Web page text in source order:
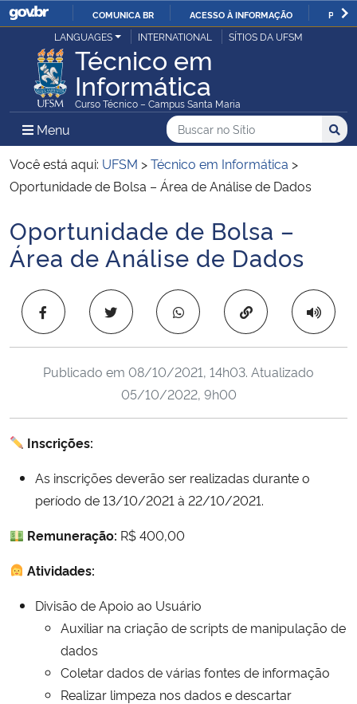
IR
PARA
O
CONTEÚDO
COMUNICA BR ACESSO À INFORMAÇÃO
Ministério da Justiça e Segurança Pública
Ministério da Defesa
Ministério das Relações Exteriores
Ministério da Infraestrutura
Ministério da Educação
Ministério da Cidadania
Ministério de Minas e Energia
Ministério da Ciência, Tecnologia, Inovações e Comunicações
Ministério do Meio Ambiente
Ministério do Desenvolvimento Regional
Controladoria-Geral da União
LANGUAGES INTERNATIONAL SÍTIOS DA UFSM
Técnico em
Informática
Curso Técnico – Campus Santa Maria
Menu Menu Principal do Sítio
Busca
Buscar no no Sítio
Busca:
Você está aqui: UFSM >Técnico em Informática >
Oportunidade de Bolsa – Área de Análise de Dados
Início do conteúdo
Oportunidade de Bolsa –
Área de Análise de Dados
Copiar para área
Publicado em 08/10/2021, 14h03. Atualizado
05/10/2022, 9h00
Inscrições:
As inscrições deverão ser realizadas durante o
período de 13/10/2021 à 22/10/2021.
Remuneração: R$ 400,00
Atividades:
Divisão de Apoio ao Usuário
Auxiliar na criação de scripts de manipulação de
dados
Coletar dados de várias fontes de informação
Realizar limpeza nos dados e descartar